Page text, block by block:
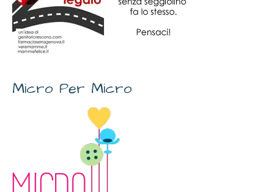
Micro Per Micro